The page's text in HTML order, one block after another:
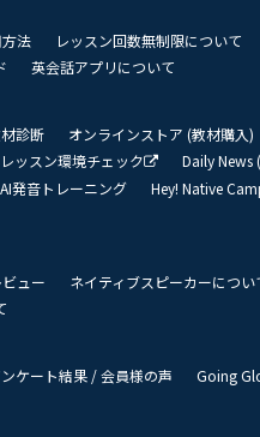
法 レッスン回数無制限について
英会話アプリについて
診断 オンラインストア (教材購入)
レッスン環境チェック Daily News
AI発音トレーニング Hey! Native
ュー ネイティブスピーカーについ
ケート結果 / 会員様の声 Going